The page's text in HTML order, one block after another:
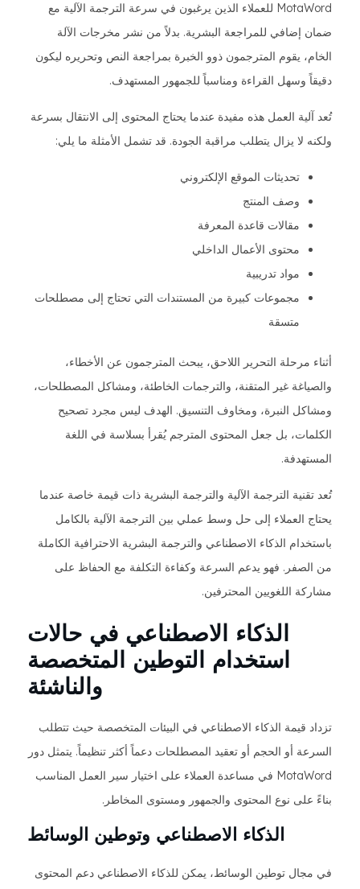
MotaWord للعملاء الذين يرغبون في سرعة الترجمة الآلية مع
ضمان إضافي للمراجعة البشرية. بدلاً من نشر مخرجات الآلة
الخام، يقوم المترجمون ذوو الخبرة بمراجعة النص وتحريره ليكون
دقيقاً وسهل القراءة ومناسباً للجمهور المستهدف.
تُعد آلية العمل هذه مفيدة عندما يحتاج المحتوى إلى الانتقال بسرعة
ولكنه لا يزال يتطلب مراقبة الجودة. قد تشمل الأمثلة ما يلي:
تحديثات الموقع الإلكتروني
وصف المنتج
مقالات قاعدة المعرفة
محتوى الأعمال الداخلي
مواد تدريبية
مجموعات كبيرة من المستندات التي تحتاج إلى مصطلحات
متسقة
أثناء مرحلة التحرير اللاحق، يبحث المترجمون عن الأخطاء،
والصياغة غير المتقنة، والترجمات الخاطئة، ومشاكل المصطلحات،
ومشاكل النبرة، ومخاوف التنسيق. الهدف ليس مجرد تصحيح
الكلمات، بل جعل المحتوى المترجم يُقرأ بسلاسة في اللغة
المستهدفة.
تُعد تقنية الترجمة الآلية والترجمة البشرية ذات قيمة خاصة عندما
يحتاج العملاء إلى حل وسط عملي بين الترجمة الآلية بالكامل
باستخدام الذكاء الاصطناعي والترجمة البشرية الاحترافية الكاملة
من الصفر. فهو يدعم السرعة وكفاءة التكلفة مع الحفاظ على
مشاركة اللغويين المحترفين.
الذكاء الاصطناعي في حالات
استخدام التوطين المتخصصة
والناشئة
تزداد قيمة الذكاء الاصطناعي في البيئات المتخصصة حيث تتطلب
السرعة أو الحجم أو تعقيد المصطلحات دعماً أكثر تنظيماً. يتمثل دور
MotaWord في مساعدة العملاء على اختيار سير العمل المناسب
بناءً على نوع المحتوى والجمهور ومستوى المخاطر.
الذكاء الاصطناعي وتوطين الوسائط
في مجال توطين الوسائط، يمكن للذكاء الاصطناعي دعم المحتوى